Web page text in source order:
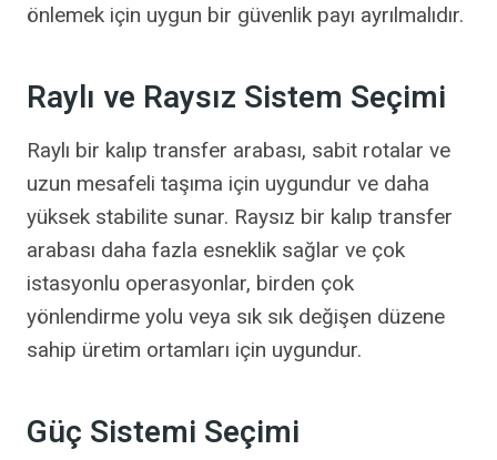
önlemek için uygun bir güvenlik payı ayrılmalıdır.
Raylı ve Raysız Sistem Seçimi
Raylı bir kalıp transfer arabası, sabit rotalar ve
uzun mesafeli taşıma için uygundur ve daha
yüksek stabilite sunar. Raysız bir kalıp transfer
arabası daha fazla esneklik sağlar ve çok
istasyonlu operasyonlar, birden çok
yönlendirme yolu veya sık sık değişen düzene
sahip üretim ortamları için uygundur.
Güç Sistemi Seçimi